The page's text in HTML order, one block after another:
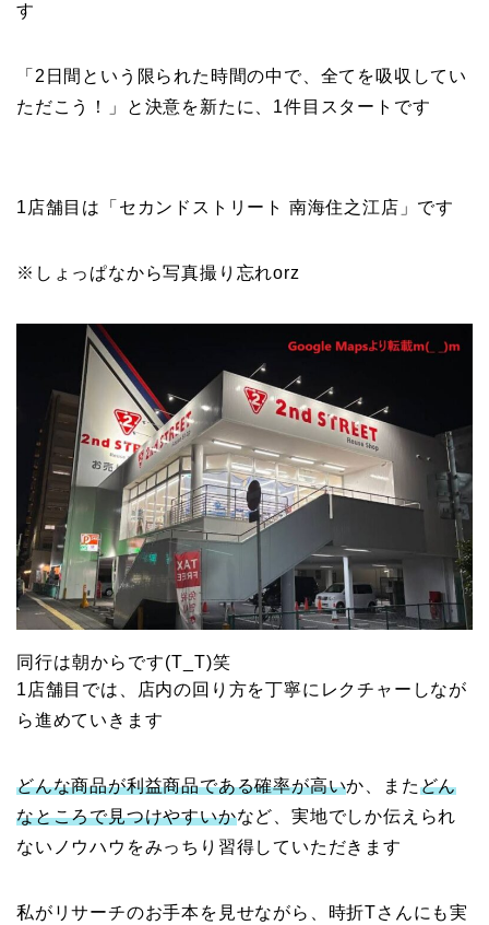
す
「2日間という限られた時間の中で、全てを吸収してい
ただこう！」と決意を新たに、1件目スタートです
1店舗目は「セカンドストリート 南海住之江店」です
※しょっぱなから写真撮り忘れorz
同行は朝からです(T_T)笑
1店舗目では、店内の回り方を丁寧にレクチャーしなが
ら進めていきます
どんな商品が利益商品である確率が高いか、またどん
なところで見つけやすいかなど、実地でしか伝えられ
ないノウハウをみっちり習得していただきます
私がリサーチのお手本を見せながら、時折Tさんにも実